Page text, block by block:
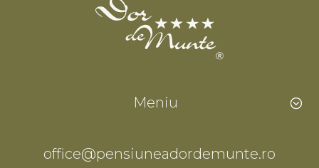
Meniu
office@pensiuneadordemunte.ro